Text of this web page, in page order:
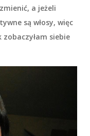
a jeżeli
są włosy, więc
siebie